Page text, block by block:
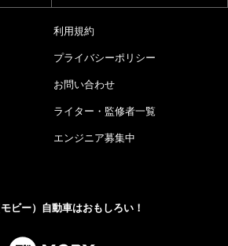
利用規約
プライバシーポリシー
お問い合わせ
ライター・監修者一覧
エンジニア募集中
ビー）自動車はおもしろい！